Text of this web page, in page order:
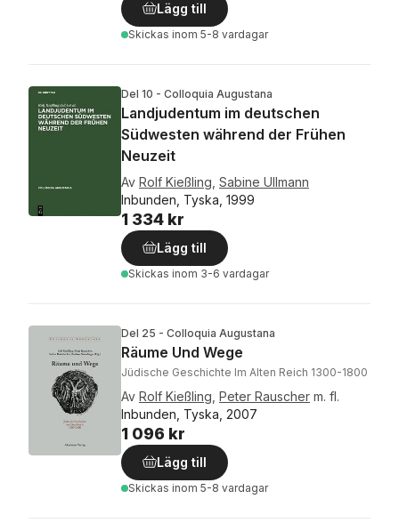
Lägg till
Skickas inom 5-8 vardagar
Del 10 - Colloquia Augustana
Landjudentum im deutschen
Südwesten während der Frühen
Neuzeit
Av Rolf Kießling Sabine Ullmann
Inbunden, Tyska, 1999
1 334 kr
Lägg till
Skickas inom 3-6 vardagar
Del 25 - Colloquia Augustana
Räume Und Wege
Jüdische Geschichte Im Alten Reich 1300-1800
Av Rolf Kießling Peter Rauscher m. fl.
Inbunden, Tyska, 2007
1 096 kr
Lägg till
Skickas inom 5-8 vardagar